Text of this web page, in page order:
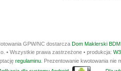
GPW/NC dostarcza Dom Maklerski
• Wszystkie prawa zastrzeżone • produkcja:
regulaminu . Prezentowanie kwotowania